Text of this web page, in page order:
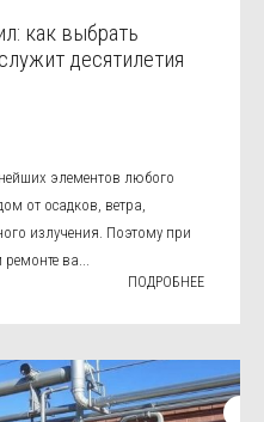
как выбрать
десятилетия
элементов любого
от осадков, ветра,
излучения. Поэтому при
ремонте ва...
ПОДРОБНЕЕ